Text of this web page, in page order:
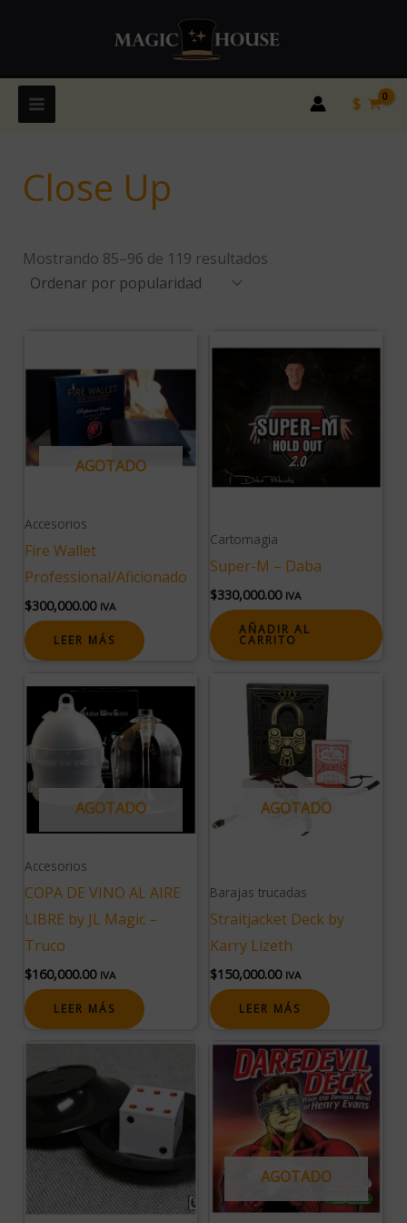
$
Close Up
Mostrando 85–96 de 119 resultados
popularidad
AGOTADO
Accesorios
Fire Wallet
Professional/Aficionado
$300,000.00 IVA
LEER MÁS
Cartomagia
Super-M – Daba
$330,000.00 IVA
AÑADIR AL
CARRITO
AGOTADO
Accesorios
COPA DE VINO AL AIRE
LIBRE by JL Magic –
Truco
$160,000.00 IVA
LEER MÁS
AGOTADO
Barajas trucadas
Straitjacket Deck by
Karry Lizeth
$150,000.00 IVA
LEER MÁS
AGOTADO